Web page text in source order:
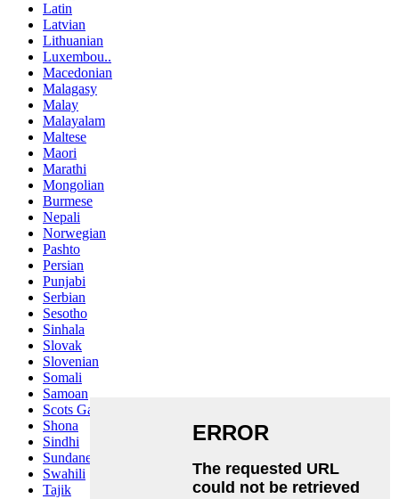
Latin
Latvian
Lithuanian
Luxembou..
Macedonian
Malagasy
Malay
Malayalam
Maltese
Maori
Marathi
Mongolian
Burmese
Nepali
Norwegian
Pashto
Persian
Punjabi
Serbian
Sesotho
Sinhala
Slovak
Slovenian
Somali
Samoan
Scots Gaelic
Shona
Sindhi
Sundanese
Swahili
Tajik